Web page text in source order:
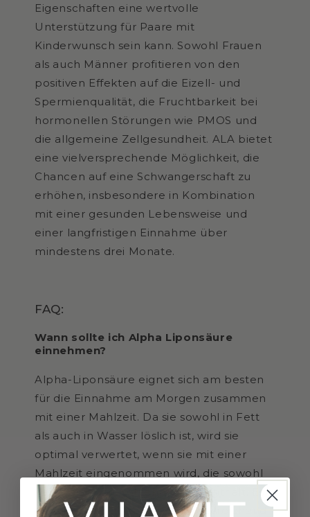
Eigenschaften eine wertvolle
Unterstützung für Paare mit
Kinderwunsch sein kann. Sowohl Frauen
als auch Männer profitieren von den
positiven Effekten auf die Eizell- und
Spermienqualität, die Fruchtbarkeit bei
hormonellen Störungen wie PMOS und
die allgemeine Zellgesundheit. ALA bietet
eine vielversprechende Möglichkeit, die
Chancen auf eine Schwangerschaft zu
erhöhen, insbesondere in Kombination
mit einer gesunden Lebensweise und
einer langfristigen Einnahme über
mindestens drei Monate.
FAQ:
Wann sollte ich Alpha Liponsäure
einnehmen?
Alpha-Liponsäure eignet sich am besten
für die Einnahme am Morgen zusammen
mit einer Mahlzeit. Da sie sowohl in Fett
als auch in Wasser löslich ist, wird sie
optimal verwertet, wenn sie mit einer
Mahlzeit eingenommen wird, die sowohl
Fette als auch Kohlenhydrate enthält. Es
ist außerdem ratsam, sie mit ausreichend